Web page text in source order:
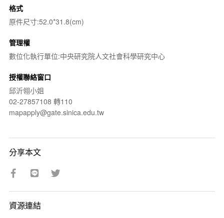
格式
原件尺寸:52.0*31.8(cm)
管理權
數位化執行單位:中央研究院人文社會科學研究中心
授權聯絡窗口
邱沂翎小姐
02-27857108 轉110
mapapply@gate.sinica.edu.tw
分享本文
資源連結